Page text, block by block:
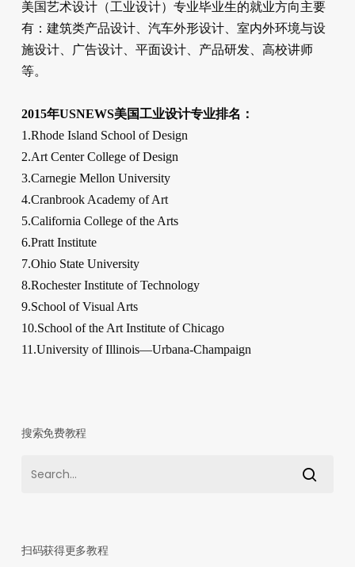
美国艺术设计（工业设计）专业毕业生的就业方向主要
有：建筑类产品设计、汽车外形设计、室内外环境与设
施设计、广告设计、平面设计、产品研发、高校讲师
等。
2015年USNEWS美国工业设计专业排名：
1.Rhode Island School of Design
2.Art Center College of Design
3.Carnegie Mellon University
4.Cranbrook Academy of Art
5.California College of the Arts
6.Pratt Institute
7.Ohio State University
8.Rochester Institute of Technology
9.School of Visual Arts
10.School of the Art Institute of Chicago
11.University of Illinois—​Urbana-​Champaign
搜索免费教程
扫码获得更多教程